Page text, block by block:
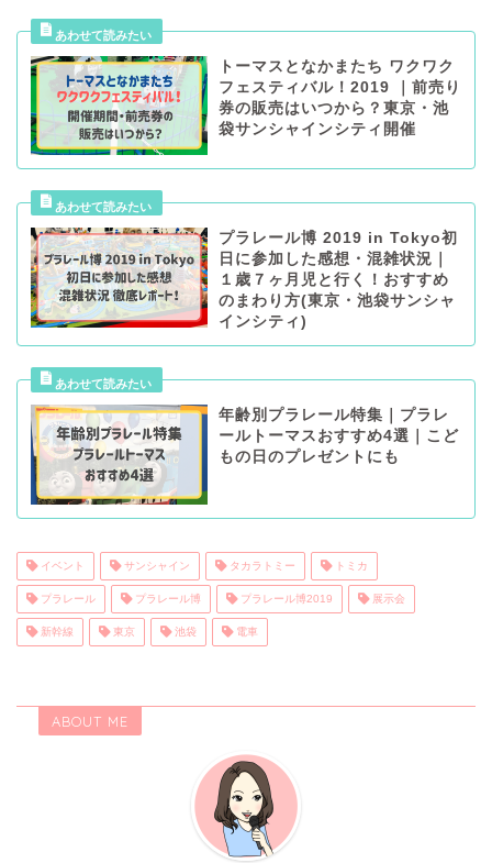
トーマスとなかまたち ワクワク
フェスティバル！2019 ｜前売り
券の販売はいつから？東京・池
袋サンシャインシティ開催
プラレール博 2019 in Tokyo初
日に参加した感想・混雑状況｜
１歳７ヶ月児と行く！おすすめ
のまわり方(東京・池袋サンシャ
インシティ)
年齢別プラレール特集｜プラレ
ールトーマスおすすめ4選｜こど
もの日のプレゼントにも
イベント サンシャイン タカラトミー トミカ
プラレール プラレール博 プラレール博2019 展示会
新幹線 東京 池袋 電車
ABOUT ME